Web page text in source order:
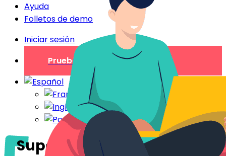
Ayuda
Folletos de demo
Iniciar sesión
Prueba gratuita
Superanfitriones: sus